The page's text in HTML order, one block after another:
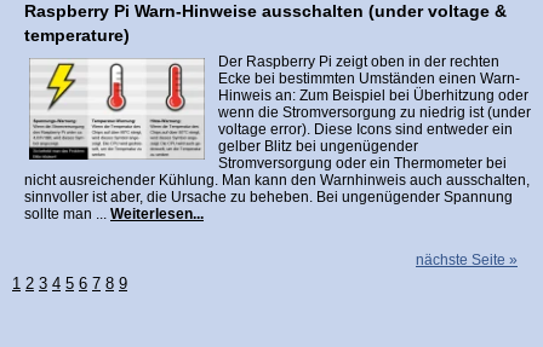
Raspberry Pi Warn-Hinweise ausschalten (under voltage &
temperature)
Der Raspberry Pi zeigt oben in der rechten
Ecke bei bestimmten Umständen einen Warn-
Hinweis an: Zum Beispiel bei Überhitzung oder
wenn die Stromversorgung zu niedrig ist (under
voltage error). Diese Icons sind entweder ein
gelber Blitz bei ungenügender
Stromversorgung oder ein Thermometer bei
nicht ausreichender Kühlung. Man kann den Warnhinweis auch ausschalten,
sinnvoller ist aber, die Ursache zu beheben. Bei ungenügender Spannung
sollte man ... Weiterlesen...
nächste Seite »
1 2 3 4 5 6 7 8 9